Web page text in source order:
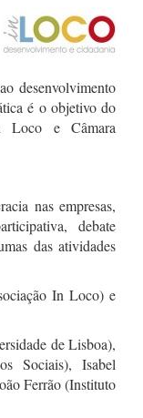
desenvolvimento
é o objetivo do
Loco e Câmara
nas empresas,
debate
das atividades
In Loco) e
de Lisboa),
Sociais), Isabel
Ferrão (Instituto